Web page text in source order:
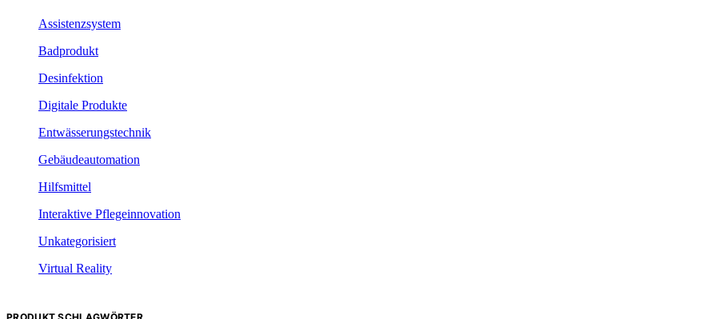
Assistenzsystem
Badprodukt
Desinfektion
Digitale Produkte
Entwässerungstechnik
Gebäudeautomation
Hilfsmittel
Interaktive Pflegeinnovation
Unkategorisiert
Virtual Reality